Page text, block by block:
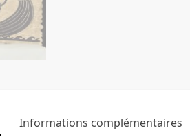
Informations complémentaires